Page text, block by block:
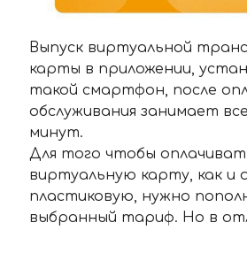
Выпуск виртуальной
карты в приложении,
такой смартфон, после
обслуживания занимает
минут.
Для того чтобы
виртуальную карту, как и
пластиковую, нужно
выбранный тариф. Но в